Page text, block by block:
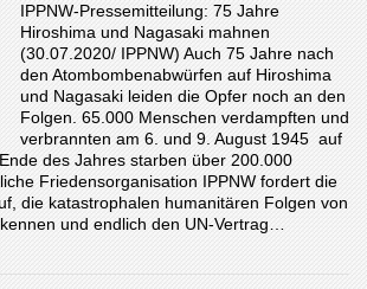
IPPNW-Pressemitteilung: 75 Jahre
Hiroshima und Nagasaki mahnen
(30.07.2020/ IPPNW) Auch 75 Jahre nach
den Atombombenabwürfen auf Hiroshima
und Nagasaki leiden die Opfer noch an den
Folgen. 65.000 Menschen verdampften und
verbrannten am 6. und 9. August 1945 auf
des Jahres starben über 200.000
Friedensorganisation IPPNW fordert die
die katastrophalen humanitären Folgen von
und endlich den UN-Vertrag…